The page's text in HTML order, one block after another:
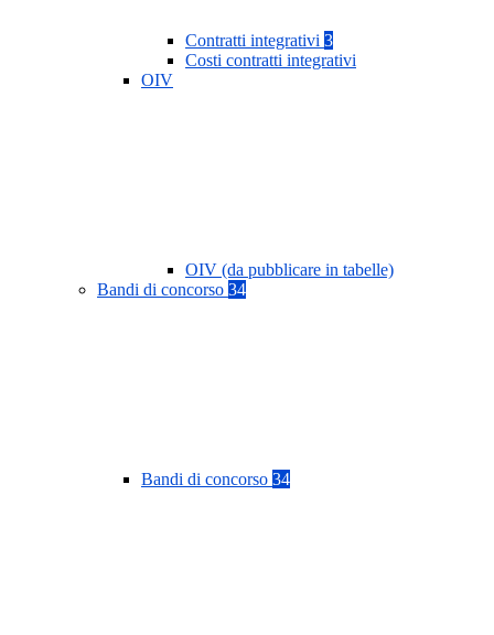
Contratti integrativi 3
Costi contratti integrativi
OIV
OIV (da pubblicare in tabelle)
Bandi di concorso 34
Bandi di concorso 34